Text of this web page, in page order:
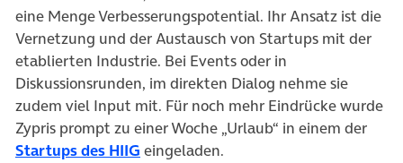
eine Menge Verbesserungspotential. Ihr Ansatz ist die
Vernetzung und der Austausch von Startups mit der
etablierten Industrie. Bei Events oder in
Diskussionsrunden, im direkten Dialog nehme sie
zudem viel Input mit. Für noch mehr Eindrücke wurde
Zypris prompt zu einer Woche „Urlaub“ in einem der
Startups des HIIG (öffnet in neuem Tab)
eingeladen.